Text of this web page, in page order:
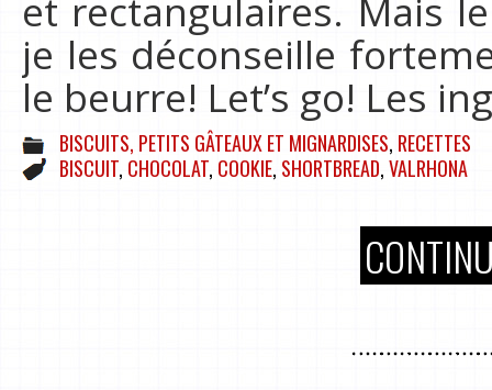
et rectangulaires. Mais
je les déconseille
le beurre! Let’s go! Les
BISCUITS, PETITS GÂTEAUX ET MIGNARDISES, RECETTES
BISCUIT, CHOCOLAT, COOKIE, SHORTBREAD,VALRHONA